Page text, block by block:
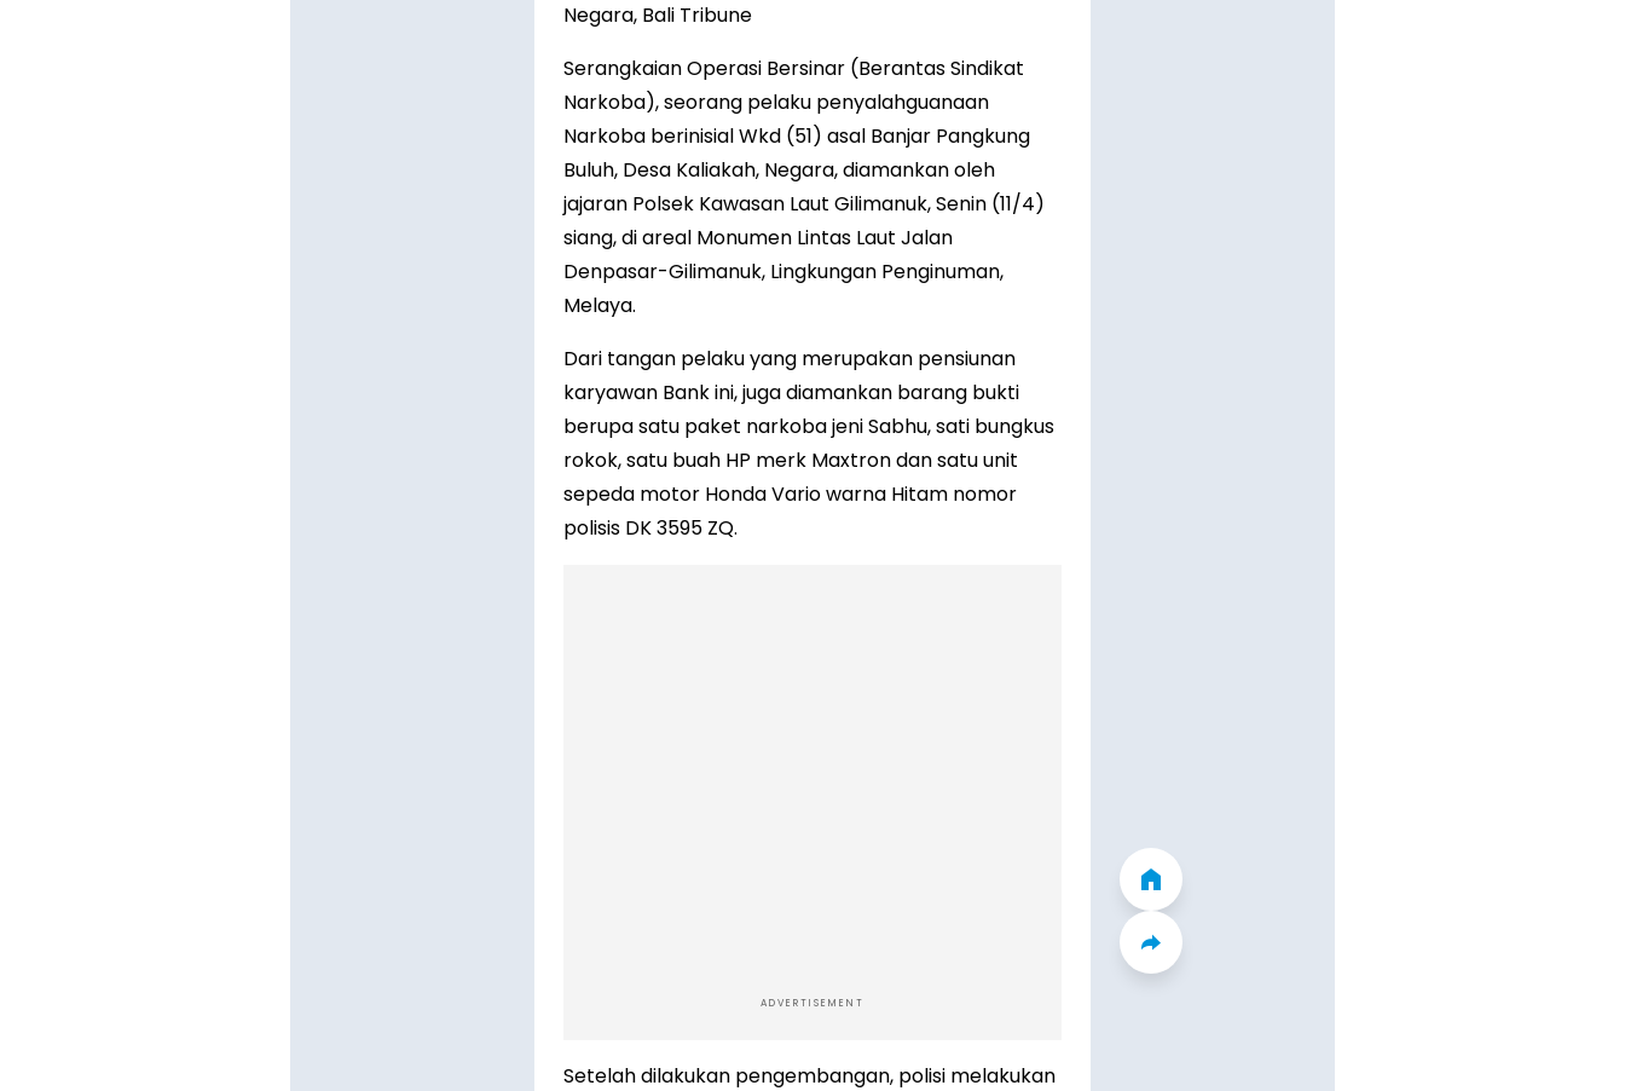
Negara, Bali Tribune
Serangkaian Operasi Bersinar (Berantas Sindikat
Narkoba), seorang pelaku penyalahguanaan
Narkoba berinisial Wkd (51) asal Banjar Pangkung
Buluh, Desa Kaliakah, Negara, diamankan oleh
jajaran Polsek Kawasan Laut Gilimanuk, Senin (11/4)
siang, di areal Monumen Lintas Laut Jalan
Denpasar-Gilimanuk, Lingkungan Penginuman,
Melaya.
Dari tangan pelaku yang merupakan pensiunan
karyawan Bank ini, juga diamankan barang bukti
berupa satu paket narkoba jeni Sabhu, sati bungkus
rokok, satu buah HP merk Maxtron dan satu unit
sepeda motor Honda Vario warna Hitam nomor
polisis DK 3595 ZQ.
ADVERTISEMENT
Setelah dilakukan pengembangan, polisi melakukan